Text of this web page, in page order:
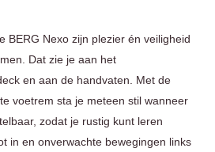
BERG Nexo zijn plezier én veiligheid
Dat zie je aan het
en aan de handvaten. Met de
voetrem sta je meteen stil wanneer
zodat je rustig kunt leren
in en onverwachte bewegingen links